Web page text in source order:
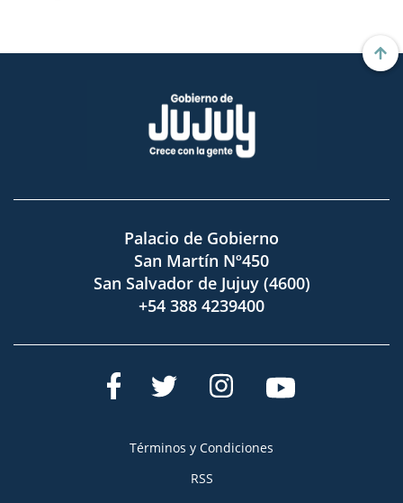
Palacio de Gobierno
San Martín Nº450
San Salvador de Jujuy (4600)
+54 388 4239400
Términos y Condiciones
RSS